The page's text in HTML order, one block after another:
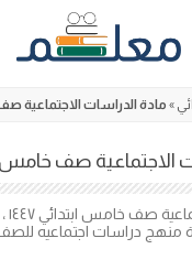
» مادة الدراسات الاجتماعية صف
الاجتماعية صف خامس
منهج دراسات اجتماعيه